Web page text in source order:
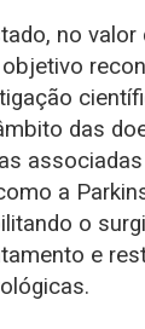
no valor
das
a
o
e